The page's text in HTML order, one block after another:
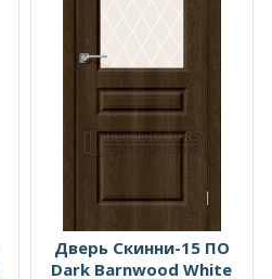
Дверь Скинни-15 ПО
Dark Barnwood White